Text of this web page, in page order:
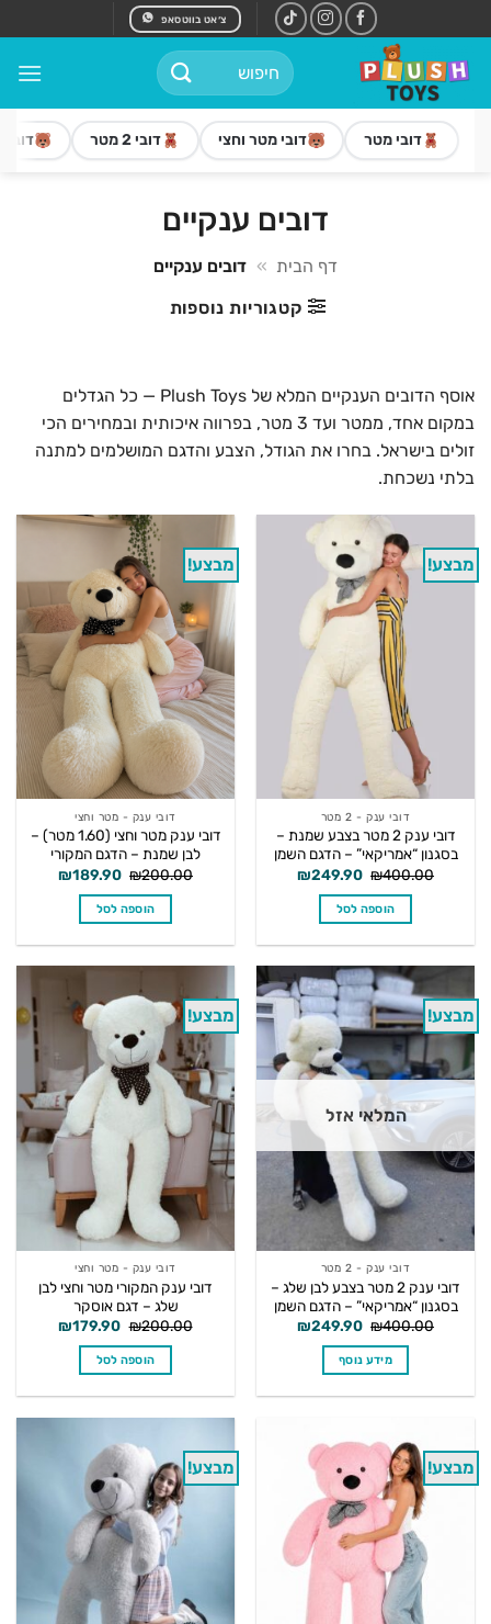
to
content
צ׳אט בווטסאפ
חיפוש
עבור:
דובי מטר דובי מטר וחצי דובי 2 מטר דובי 3 מטר
דובים ענקיים
דף הבית » דובים ענקיים
קטגוריות נוספות
אוסף הדובים הענקיים המלא של Plush Toys — כל הגדלים
במקום אחד, ממטר ועד 3 מטר, בפרווה איכותית ובמחירים הכי
זולים בישראל. בחרו את הגודל, הצבע והדגם המושלמים למתנה
בלתי נשכחת.
מבצע!
דובי ענק - 2 מטר
דובי ענק 2 מטר בצבע שמנת –
בסגנון “אמריקאי” – הדגם השמן
₪400.00
המחיר
היה:
₪400.00.
₪249.90
המחיר
הוספה לסל
מבצע!
דובי ענק - מטר וחצי
דובי ענק מטר וחצי (1.60 מטר) –
לבן שמנת – הדגם המקורי
₪200.00
המחיר
היה:
₪200.00.
₪189.90
המחיר
הוספה לסל
מבצע!
המלאי אזל
דובי ענק - 2 מטר
דובי ענק 2 מטר בצבע לבן שלג –
בסגנון “אמריקאי” – הדגם השמן
₪400.00
המחיר
היה:
₪400.00.
₪249.90
המחיר
מידע נוסף
מבצע!
דובי ענק - מטר וחצי
דובי ענק המקורי מטר וחצי לבן
שלג – דגם אוסקר
₪200.00
המחיר
היה:
₪200.00.
₪179.90
המחיר
הוספה לסל
מבצע! מבצע!